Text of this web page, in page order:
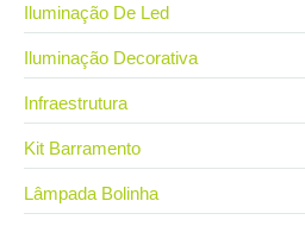
Iluminação De Led
Iluminação Decorativa
Infraestrutura
Kit Barramento
Lâmpada Bolinha